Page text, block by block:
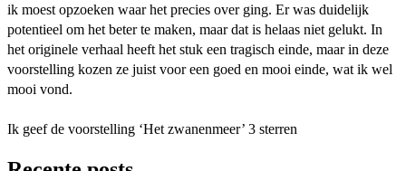
ik moest opzoeken waar het precies over ging. Er was duidelijk
potentieel om het beter te maken, maar dat is helaas niet gelukt. In
het originele verhaal heeft het stuk een tragisch einde, maar in deze
voorstelling kozen ze juist voor een goed en mooi einde, wat ik wel
mooi vond.
Ik geef de voorstelling ‘Het zwanenmeer’ 3 sterren